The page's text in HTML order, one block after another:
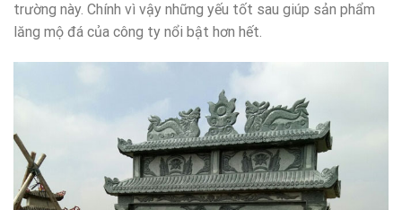
trường này. Chính vì vậy những yếu tốt sau giúp sản phẩm
lăng mộ đá của công ty nổi bật hơn hết.